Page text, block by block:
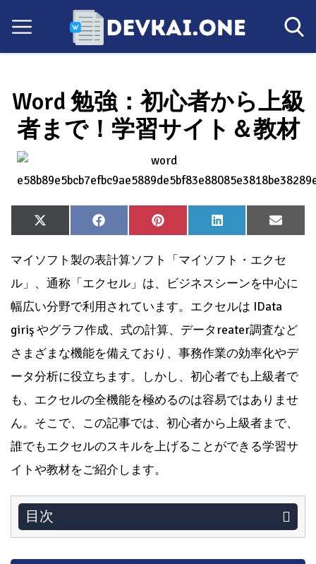
Word 勉強：初心者から上級
者まで！学習サイト＆教材
Share
on
X
(Twitter)
Share
on
Facebook
Share
on
Pinterest
Share
on
LinkedIn
Share
on
Email
マイソフト製の表計算ソフト「マイソフト・エクセ
ル」、通称「エクセル」は、ビジネスシーンを中心に
幅広い分野で利用されています。エクセルは IData
giriş やグラフ作成、式の計算、データreater調査など
さまざまな機能を備えており、事務作業の効率化やデ
ータ分析に役立ちます。しかし、初心者でも上級者で
も、エクセルの全機能を極めるのは容易ではありませ
ん。そこで、この記事では、初心者から上級者まで、
誰でもエクセルのスキルを上げることができる学習サ
イトや教材をご紹介します。
目次